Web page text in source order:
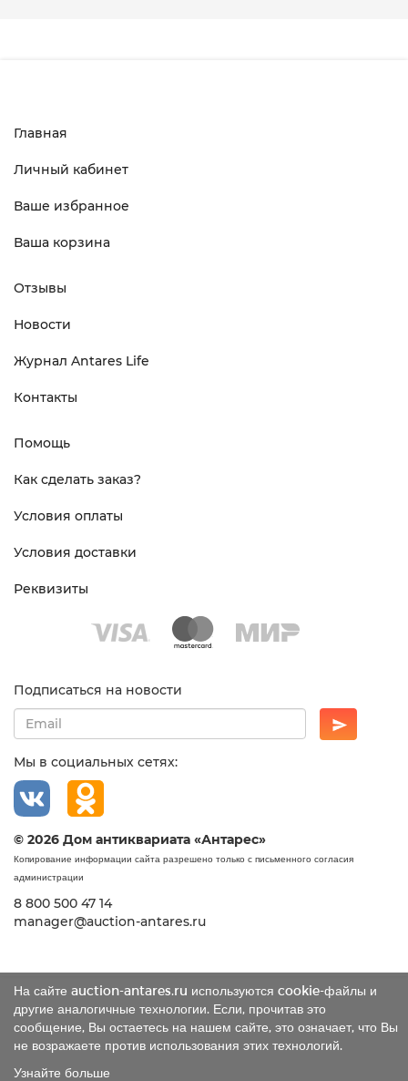
На сайте auction-antares.ru используются cookie-файлы и
другие аналогичные технологии. Если, прочитав это
сообщение, Вы остаетесь на нашем сайте, это означает, что Вы
не возражаете против использования этих технологий.
Узнайте больше
Главная
Личный кабинет
Ваше избранное
Ваша корзина
Отзывы
Новости
Журнал Antares Life
Контакты
Помощь
Как сделать заказ?
Условия оплаты
Условия доставки
Реквизиты
Подписаться на новости
Мы в социальных сетях:
© 2026 Дом антиквариата «Антарес»
Копирование информации сайта разрешено только с письменного согласия
администрации
8 800 500 47 14
manager@auction-antares.ru